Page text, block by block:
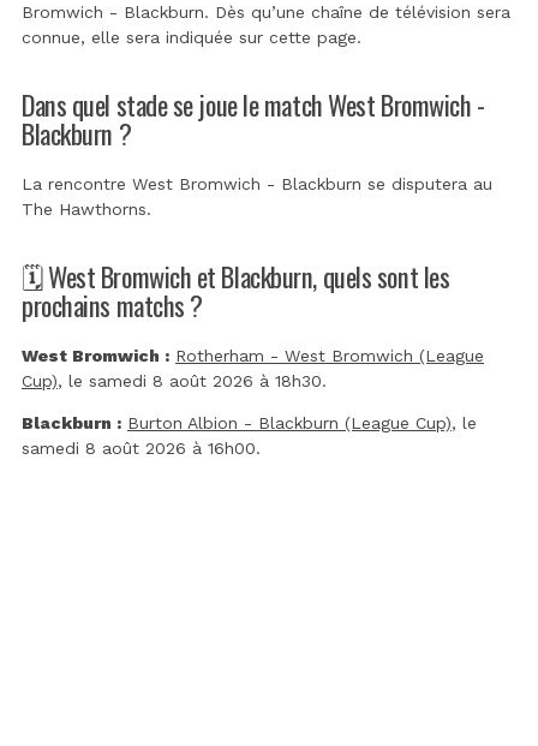
Bromwich - Blackburn. Dès qu’une chaîne de télévision sera
connue, elle sera indiquée sur cette page.
Dans quel stade se joue le match West Bromwich -
Blackburn ?
La rencontre West Bromwich - Blackburn se disputera au
The Hawthorns.
🗓️ West Bromwich et Blackburn, quels sont les
prochains matchs ?
West Bromwich : Rotherham - West Bromwich (League
Cup), le samedi 8 août 2026 à 18h30.
Blackburn : Burton Albion - Blackburn (League Cup), le
samedi 8 août 2026 à 16h00.